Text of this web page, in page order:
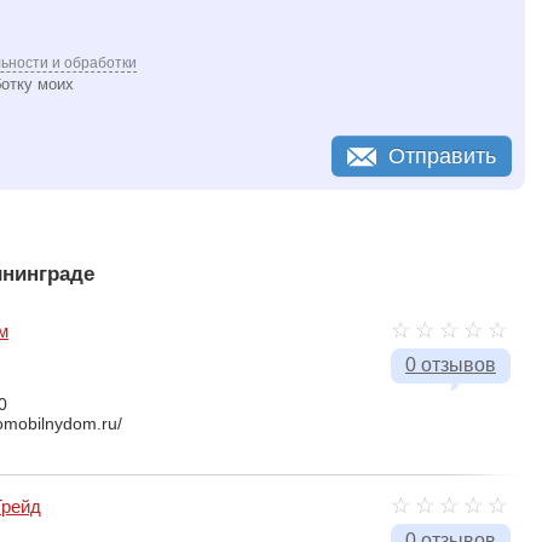
и обработки
моих
Отправить
0 отзывов